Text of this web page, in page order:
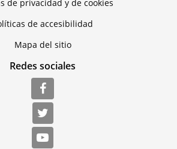
de privacidad y de cookies
de accesibilidad
Mapa del sitio
Redes sociales